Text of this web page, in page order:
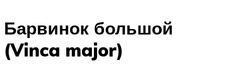
Барвинок большой
(Vinca major)